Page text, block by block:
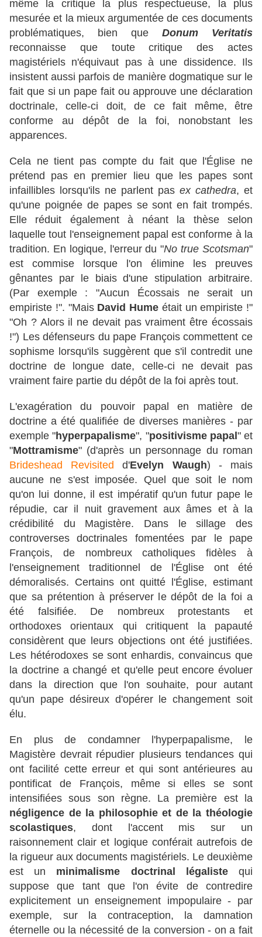
même la critique la plus respectueuse, la plus
mesurée et la mieux argumentée de ces documents
problématiques, bien que Donum Veritatis
reconnaisse que toute critique des actes
magistériels n'équivaut pas à une dissidence. Ils
insistent aussi parfois de manière dogmatique sur le
fait que si un pape fait ou approuve une déclaration
doctrinale, celle-ci doit, de ce fait même, être
conforme au dépôt de la foi, nonobstant les
apparences.
Cela ne tient pas compte du fait que l'Église ne
prétend pas en premier lieu que les papes sont
infaillibles lorsqu'ils ne parlent pas ex cathedra, et
qu'une poignée de papes se sont en fait trompés.
Elle réduit également à néant la thèse selon
laquelle tout l'enseignement papal est conforme à la
tradition. En logique, l'erreur du "No true Scotsman"
est commise lorsque l'on élimine les preuves
gênantes par le biais d'une stipulation arbitraire.
(Par exemple : "Aucun Écossais ne serait un
empiriste !". "Mais David Hume était un empiriste !"
"Oh ? Alors il ne devait pas vraiment être écossais
!") Les défenseurs du pape François commettent ce
sophisme lorsqu'ils suggèrent que s'il contredit une
doctrine de longue date, celle-ci ne devait pas
vraiment faire partie du dépôt de la foi après tout.
L'exagération du pouvoir papal en matière de
doctrine a été qualifiée de diverses manières - par
exemple "hyperpapalisme", "positivisme papal " et
"Mottramisme" (d'après un personnage du roman
Brideshead Revisited
d'Evelyn Waugh) - mais
aucune ne s'est imposée. Quel que soit le nom
qu'on lui donne, il est impératif qu'un futur pape le
répudie, car il nuit gravement aux âmes et à la
crédibilité du Magistère. Dans le sillage des
controverses doctrinales fomentées par le pape
François, de nombreux catholiques fidèles à
l'enseignement traditionnel de l'Église ont été
démoralisés. Certains ont quitté l'Église, estimant
que sa prétention à préserver le dépôt de la foi a
été falsifiée. De nombreux protestants et
orthodoxes orientaux qui critiquent la papauté
considèrent que leurs objections ont été justifiées.
Les hétérodoxes se sont enhardis, convaincus que
la doctrine a changé et qu'elle peut encore évoluer
dans la direction que l'on souhaite, pour autant
qu'un pape désireux d'opérer le changement soit
élu.
En plus de condamner l'hyperpapalisme, le
Magistère devrait répudier plusieurs tendances qui
ont facilité cette erreur et qui sont antérieures au
pontificat de François, même si elles se sont
intensifiées sous son règne. La première est la
négligence de la philosophie et de la théologie
scolastiques, dont l'accent mis sur un
raisonnement clair et logique conférait autrefois de
la rigueur aux documents magistériels. Le deuxième
est un minimalisme doctrinal légalistequi
suppose que tant que l'on évite de contredire
explicitement un enseignement impopulaire - par
exemple, sur la contraception, la damnation
éternelle ou la nécessité de la conversion - on a fait